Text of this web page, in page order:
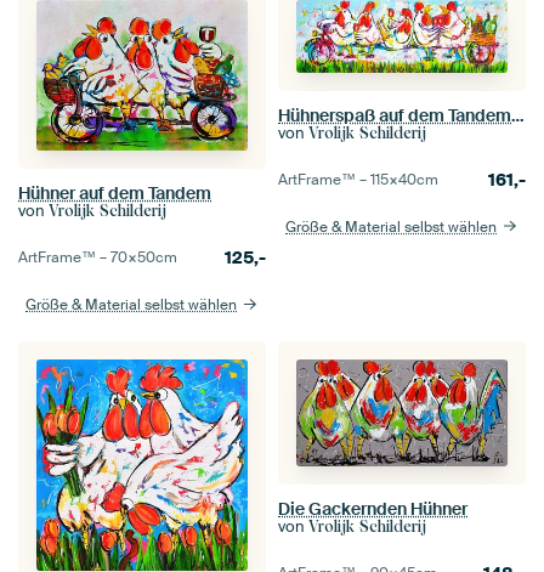
Hühner auf dem Tandem
von Vrolijk Schilderij
ArtFrame™ –70×50cm 125,-
Größe & Material selbst wählen
Hühnerspaß auf dem Tandem | Panorama
von Vrolijk Schilderij
ArtFrame™ –115×40cm 161,-
Größe & Material selbst wählen
Die Gackernden Hühner
von Vrolijk Schilderij